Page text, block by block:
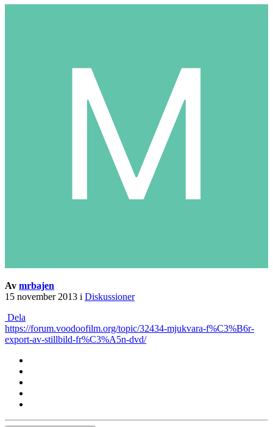
Av mrbajen
15 november 2013 i Diskussioner
Dela
https://forum.voodoofilm.org/topic/32434-mjukvara-f%C3%B6r-
export-av-stillbild-fr%C3%A5n-dvd/